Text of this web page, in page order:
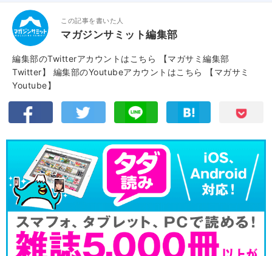
この記事を書いた人
マガジンサミット編集部
編集部のTwitterアカウントはこちら
【マガサミ編集部
Twitter】
編集部のYoutubeアカウントはこちら
【マガサミ
Youtube】